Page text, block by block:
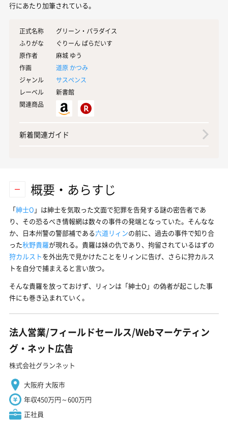
行にあたり加筆されている。
正式名称
グリーン・パラダイス
ふりがな
ぐりーん ぱらだいす
原作者
麻城 ゆう
作画
道原 かつみ
ジャンル
サスペンス
レーベル
新書館
関連商品
新着関連ガイド
概要・あらすじ
「紳士O 」は紳士を気取った文面で犯罪を告発する謎の密告者であ
り、その恐るべき情報網は数々の事件の発端となっていた。そんなな
か、日本州警の警部補である六道リィンの前に、過去の事件で知り合
った秋野貴羅が現れる。貴羅は妹の仇であり、拘留されているはずの
狩カルストを外出先で見かけたことをリィンに告げ、さらに狩カルス
トを自分で捕まえると言い放つ。
そんな貴羅を放っておけず、リィンは「紳士O」の偽者が起こした事
件にも巻き込まれていく。
法人営業/フィールドセールス/Webマーケティン
グ・ネット広告
株式会社グランネット
大阪府 大阪市
年収450万円～600万円
正社員